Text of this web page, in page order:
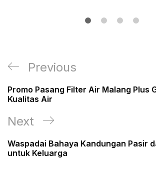
Post
Previous
Post
Previous
Promo Pasang Filter Air Malang Plus
Kualitas Air
Next
Post
Next
Waspadai Bahaya Kandungan Pasir
untuk Keluarga